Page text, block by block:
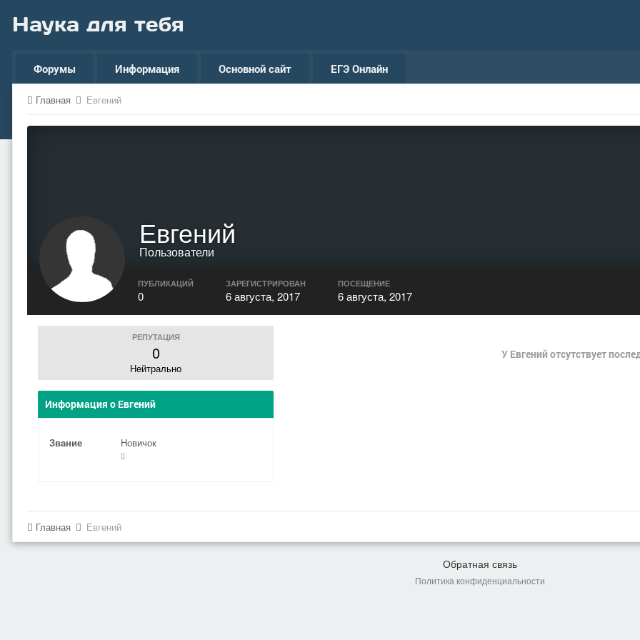
Наука для тебя
Форумы Информация Основной сайт ЕГЭ Онлайн
Главная Евгений
Евгений
Пользователи
ПУБЛИКАЦИЙ
0
ЗАРЕГИСТРИРОВАН
6 августа, 2017
ПОСЕЩЕНИЕ
6 августа, 2017
РЕПУТАЦИЯ
0
Нейтрально
Информация о Евгений
Звание Новичок
У Евгений отсутствует
Главная Евгений
Обратная связь
Политика конфиденциальности